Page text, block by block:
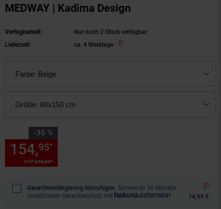
MEDWAY | Kadima Design
Verfügbarkeit:
Nur noch 2 Stück verfügbar
Lieferzeit:
ca. 4 Werktage
Farbe: Beige
Größe: 80x150 cm
-35 %
Sie Sparen 35 Prozent,
UVP240,00*
154,95*
Garantieverlängerung hinzufügen. Sichere dir 36 Monate
zusätzlichen Garantieschutz mit
14,99 €